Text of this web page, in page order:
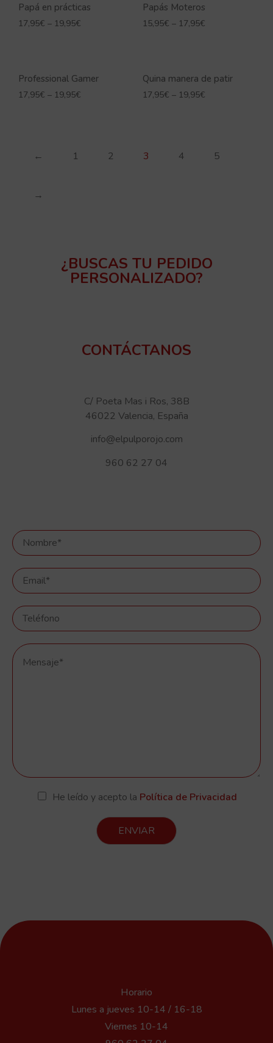
Papá en prácticas
17,95€ – 19,95€
Papás Moteros
15,95€ – 17,95€
Professional Gamer
17,95€ – 19,95€
Quina manera de patir
17,95€ – 19,95€
← 1 2 3 4 5
→
¿BUSCAS TU PEDIDO
PERSONALIZADO?
CONTÁCTANOS
C/ Poeta Mas i Ros, 38B
46022 Valencia, España
info@elpulporojo.com
960 62 27 04
He leído y acepto la Política de Privacidad
ENVIAR
Horario
Lunes a jueves 10-14 / 16-18
Viernes 10-14